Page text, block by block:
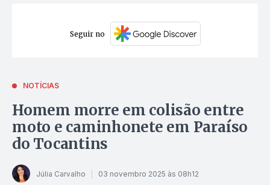
Seguir no
NOTÍCIAS
Homem morre em colisão entre
moto e caminhonete em Paraíso
do Tocantins
Júlia Carvalho 03 novembro 2025 às 08h12